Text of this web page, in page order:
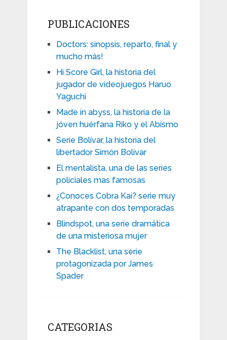
PUBLICACIONES
Doctors: sinopsis, reparto, final y
mucho más!
Hi Score Girl, la historia del
jugador de videojuegos Haruo
Yaguchi
Made in abyss, la historia de la
jóven huérfana Riko y el Abismo
Serie Bolívar, la historia del
libertador Simón Bolívar
El mentalista, una de las series
policiales mas famosas
¿Conoces Cobra Kai? serie muy
atrapante con dos temporadas
Blindspot, una serie dramática
de una misteriosa mujer
The Blacklist, una serie
protagonizada por James
Spader
CATEGORIAS